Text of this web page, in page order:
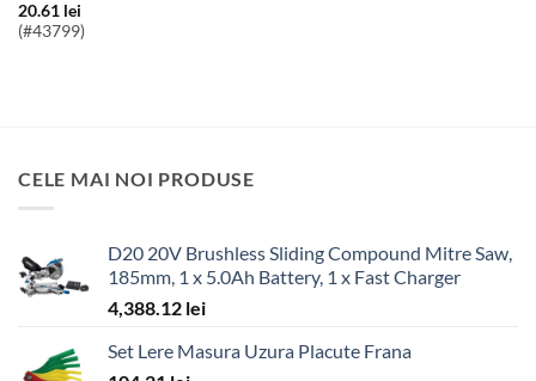
20.61 lei
(#43799)
CELE MAI NOI PRODUSE
D20 20V Brushless Sliding Compound Mitre Saw,
185mm, 1 x 5.0Ah Battery, 1 x Fast Charger
4,388.12 lei
Set Lere Masura Uzura Placute Frana